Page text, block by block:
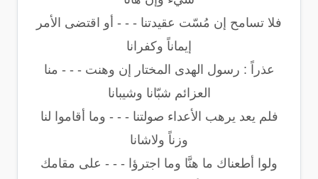
فلا تسامح إن مُسّت عقيدتنا - - - أو اقتضى الأمر
إيماناً وكفرانا
عذراً : رسول الهدى المختار إن وهنت - - - منا
العزائم شبّانا وشيبانا
فلم يعد يرهب الأعداء صولتنا - - - وما أقاموا لنا
وزناً ولاشانا
ولوا أطعناك ما هنَّا وما اجترؤا - - - على مقامك